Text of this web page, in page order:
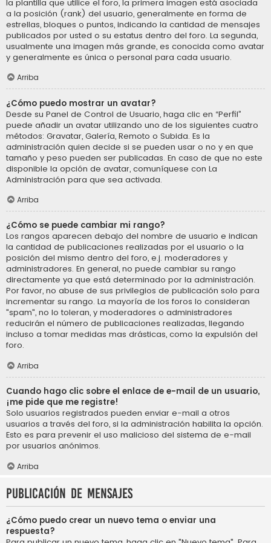
la plantilla que utilice el foro, la primera imagen está asociada
a la posición (rank) del usuario, generalmente en forma de
estrellas, bloques o puntos, indicando la cantidad de mensajes
publicados por usted o su estatus dentro del foro. La segunda,
usualmente una imagen más grande, es conocida como avatar
y generalmente es única o personal para cada usuario.
Arriba
¿Cómo puedo mostrar un avatar?
Desde su Panel de Control de Usuario, haga clic en “Perfil”
puede añadir un avatar utilizando uno de los siguientes cuatro
métodos: Gravatar, Galería, Remoto o Subida. Es la
administración quien decide si se pueden usar o no y en que
tamaño y peso pueden ser publicadas. En caso de que no este
disponible la opción de avatar, comuníquese con La
Administración para que sea activada.
Arriba
¿Cómo se puede cambiar mi rango?
Los rangos aparecen debajo del nombre de usuario e indican
la cantidad de publicaciones realizadas por el usuario o la
posición del mismo dentro del foro, e.j. moderadores y
administradores. En general, no puede cambiar su rango
directamente ya que está determinado por la administración.
Por favor, no abuse de sus privilegios de publicación solo para
incrementar su rango. La mayoría de los foros lo consideran
"spam", no lo toleran, y moderadores o administradores
reducirán el número de publicaciones realizadas, llegando
incluso a tomar medidas mas drásticas, como la expulsión del
foro.
Arriba
Cuando hago clic sobre el enlace de e-mail de un usuario,
¡me pide que me registre!
Solo usuarios registrados pueden enviar e-mail a otros
usuarios a través del foro, si la administración habilita la opción.
Esto es para prevenir el uso malicioso del sistema de e-mail
por usuarios anónimos.
Arriba
Publicación de mensajes
¿Cómo puedo crear un nuevo tema o enviar una
respuesta?